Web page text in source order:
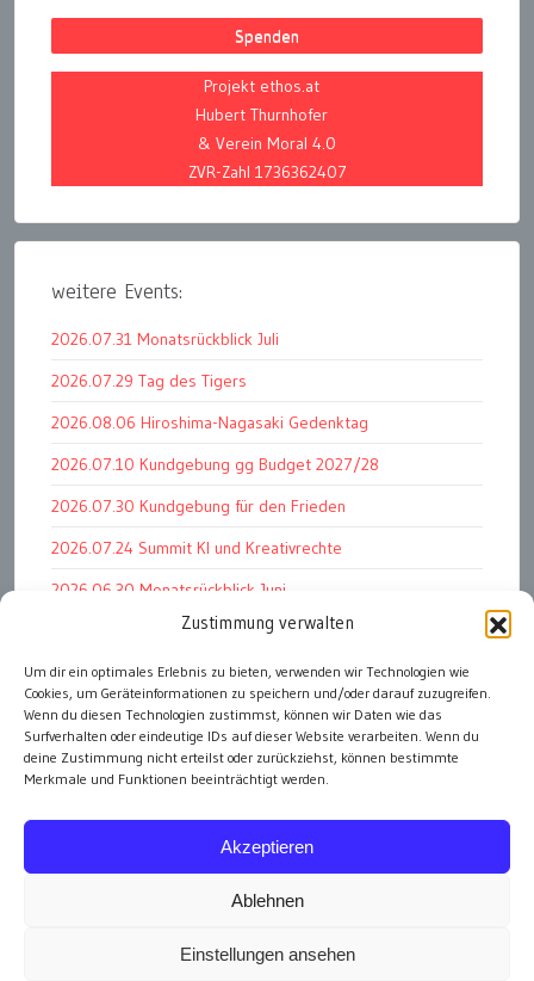
Zustimmung verwalten
Um dir ein optimales Erlebnis zu bieten, verwenden wir Technologien wie
Cookies, um Geräteinformationen zu speichern und/oder darauf zuzugreifen.
Wenn du diesen Technologien zustimmst, können wir Daten wie das
Surfverhalten oder eindeutige IDs auf dieser Website verarbeiten. Wenn du
deine Zustimmung nicht erteilst oder zurückziehst, können bestimmte
Merkmale und Funktionen beeinträchtigt werden.
Akzeptieren
Ablehnen
Einstellungen ansehen
Spenden
Projekt ethos.at
Hubert Thurnhofer
& Verein Moral 4.0
ZVR-Zahl 1736362407
weitere Events:
2026.07.31 Monatsrückblick Juli
2026.07.29 Tag des Tigers
2026.08.06 Hiroshima-Nagasaki Gedenktag
2026.07.10 Kundgebung gg Budget 2027/28
2026.07.30 Kundgebung für den Frieden
2026.07.24 Summit KI und Kreativrechte
2026.06.30 Monatsrückblick Juni
2026.07.11 Worauf es letztlich ankommt
2026.07.01 Markenwert Studie 2026
2026.07.07 Open Space im Weltmuseum
alle Events
Impressum